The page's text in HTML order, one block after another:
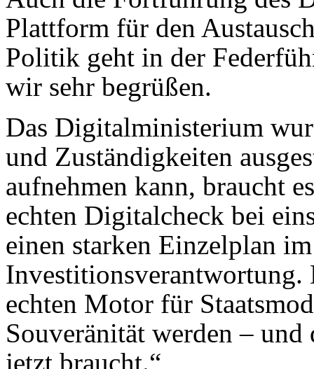
Plattform für den
Politik geht in der
wir sehr begrüßen.
Das Digitalministerium
und Zuständigkeiten
aufnehmen kann, braucht
echten Digitalcheck bei
einen starken Einzelplan
Investitionsverantwortung.
echten Motor für
Souveränität werden –
jetzt braucht.“